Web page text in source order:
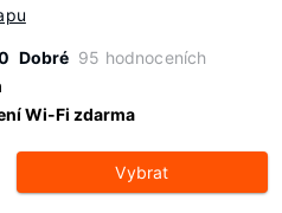
Dobré 95 hodnoceních
Wi-Fi zdarma
Vybrat